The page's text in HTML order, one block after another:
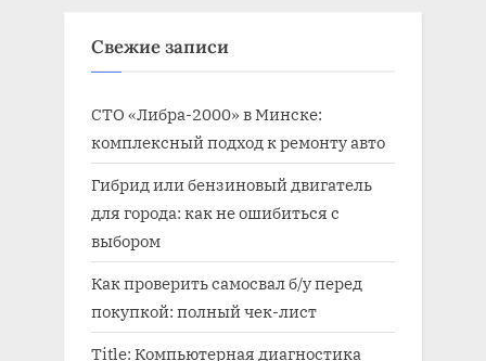
Свежие записи
СТО «Либра-2000» в Минске:
комплексный подход к ремонту авто
Гибрид или бензиновый двигатель
для города: как не ошибиться с
выбором
Как проверить самосвал б/у перед
покупкой: полный чек-лист
Title: Компьютерная диагностика